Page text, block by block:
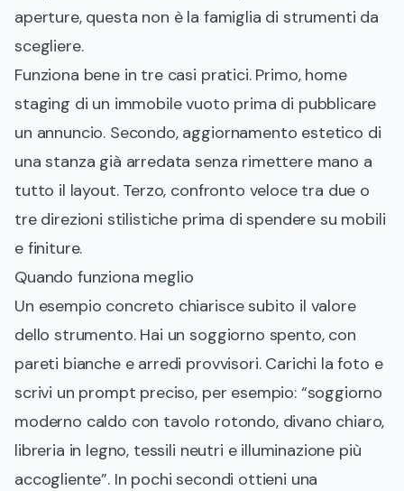
aperture, questa non è la famiglia di strumenti da
scegliere.
Funziona bene in tre casi pratici. Primo, home
staging di un immobile vuoto prima di pubblicare
un annuncio. Secondo, aggiornamento estetico di
una stanza già arredata senza rimettere mano a
tutto il layout. Terzo, confronto veloce tra due o
tre direzioni stilistiche prima di spendere su mobili
e finiture.
Quando funziona meglio
Un esempio concreto chiarisce subito il valore
dello strumento. Hai un soggiorno spento, con
pareti bianche e arredi provvisori. Carichi la foto e
scrivi un prompt preciso, per esempio: “soggiorno
moderno caldo con tavolo rotondo, divano chiaro,
libreria in legno, tessili neutri e illuminazione più
accogliente”. In pochi secondi ottieni una